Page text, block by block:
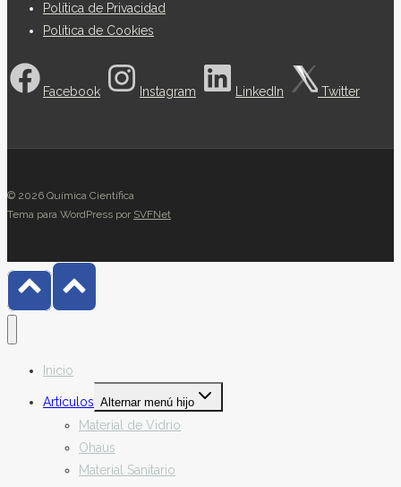
Política de Privacidad
Política de Cookies
Facebook Instagram LinkedIn Twitter
© 2026 Química Científica
Tema para WordPress por SVFNet
Inicio
Artículos Alternar menú hijo
Material de Vidrio
Ohaus
Material Sanitario